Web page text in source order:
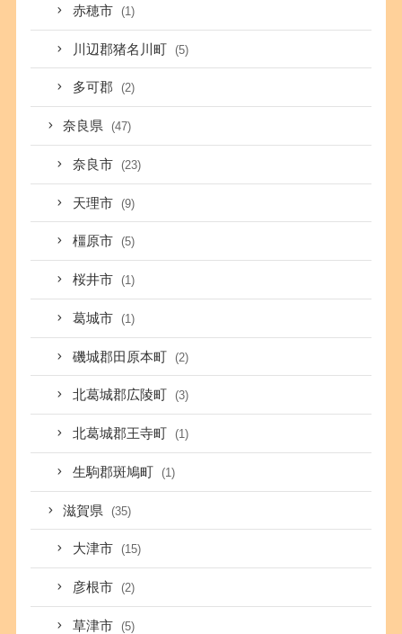
赤穂市 (1)
川辺郡猪名川町 (5)
多可郡 (2)
奈良県 (47)
奈良市 (23)
天理市 (9)
橿原市 (5)
桜井市 (1)
葛城市 (1)
磯城郡田原本町 (2)
北葛城郡広陵町 (3)
北葛城郡王寺町 (1)
生駒郡斑鳩町 (1)
滋賀県 (35)
大津市 (15)
彦根市 (2)
草津市 (5)